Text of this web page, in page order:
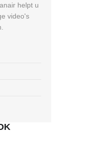
helpt u
video's